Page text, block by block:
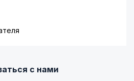
с нами